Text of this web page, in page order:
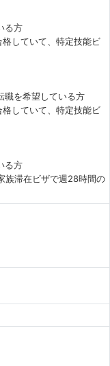
る方
していて、特定技能ビ
職を希望している方
していて、特定技能ビ
る方
族滞在ビザで週28時間の